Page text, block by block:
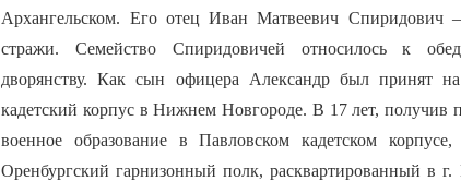
Архангельском. Его отец Иван Матвеевич Спиридович
стражи. Семейство Спиридовичей относилось к
дворянству. Как сын офицера Александр был принят
кадетский корпус в Нижнем Новгороде. В 17 лет, получив
военное образование в Павловском кадетском
Оренбургский гарнизонный полк, расквартированный в